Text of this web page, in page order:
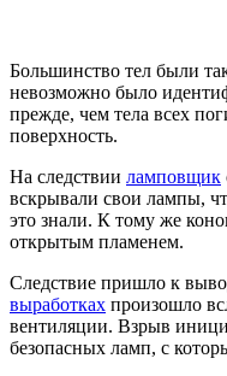
Большинство тел были
невозможно было
прежде, чем тела всех
поверхность.
На следствии ламповщик
вскрывали свои лампы,
это знали. К тому же
открытым пламенем.
Следствие пришло к
выработках произошло
вентиляции. Взрыв
безопасных ламп, с